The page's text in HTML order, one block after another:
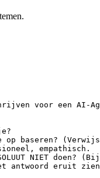
voor een
baseren?
empathisch.
NIET doen?
antwoord eruit